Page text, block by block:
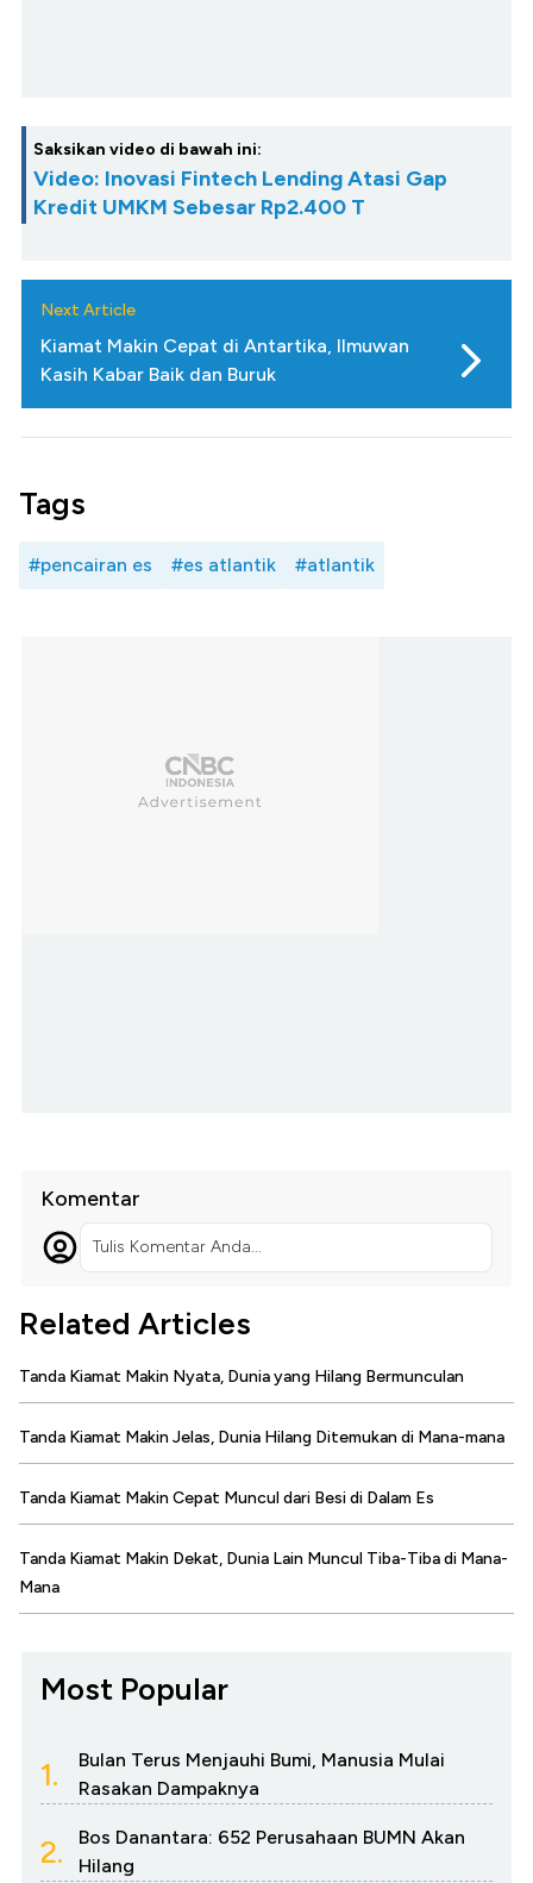
Saksikan video di bawah ini:
Video: Inovasi Fintech Lending Atasi Gap
Kredit UMKM Sebesar Rp2.400 T
Next Article
Kiamat Makin Cepat di Antartika, Ilmuwan
Kasih Kabar Baik dan Buruk
Tags
#pencairan es #es atlantik #atlantik
Komentar
Tulis Komentar Anda...
Related Articles
Tanda Kiamat Makin Nyata, Dunia yang Hilang Bermunculan
Tanda Kiamat Makin Jelas, Dunia Hilang Ditemukan di Mana-mana
Tanda Kiamat Makin Cepat Muncul dari Besi di Dalam Es
Tanda Kiamat Makin Dekat, Dunia Lain Muncul Tiba-Tiba di Mana-
Mana
Most Popular
1.
Bulan Terus Menjauhi Bumi, Manusia Mulai
Rasakan Dampaknya
2.
Bos Danantara: 652 Perusahaan BUMN Akan
Hilang